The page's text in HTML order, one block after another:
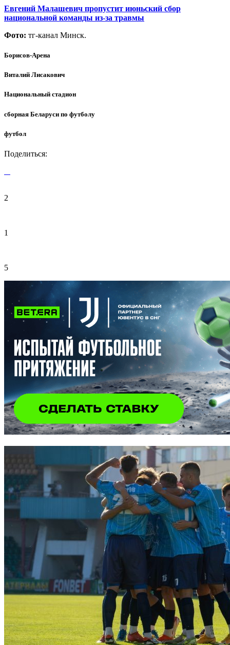
Евгений Малашевич пропустит июньский сбор
национальной команды из-за травмы
Фото: тг-канал Минск.
Борисов-Арена
Виталий Лисакович
Национальный стадион
сборная Беларуси по футболу
футбол
Поделиться:
2
1
5